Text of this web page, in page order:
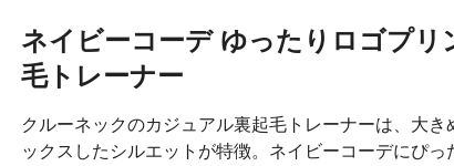
ネイビーコーデ ゆったりロゴプリ
毛トレーナー
クルーネックのカジュアル裏起毛トレーナーは、大き
ックスしたシルエットが特徴。ネイビーコーデにぴっ